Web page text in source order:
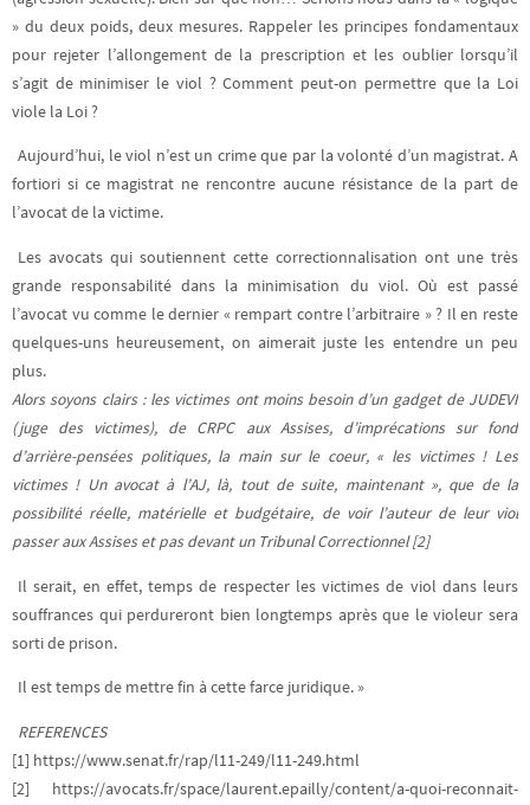
» du deux poids, deux mesures. Rappeler les principes fondamentaux
pour rejeter l’allongement de la prescription et les oublier lorsqu’il
s’agit de minimiser le viol ? Comment peut-on permettre que la Loi
viole la Loi ?
Aujourd’hui, le viol n’est un crime que par la volonté d’un magistrat. A
fortiori si ce magistrat ne rencontre aucune résistance de la part de
l’avocat de la victime.
Les avocats qui soutiennent cette correctionnalisation ont une très
grande responsabilité dans la minimisation du viol. Où est passé
l’avocat vu comme le dernier « rempart contre l’arbitraire » ? Il en reste
quelques-uns heureusement, on aimerait juste les entendre un peu
plus.
Alors soyons clairs : les victimes ont moins besoin d’un gadget de JUDEVI
(juge des victimes), de CRPC aux Assises, d’imprécations sur fond
d’arrière-pensées politiques, la main sur le coeur, « les victimes ! Les
victimes ! Un avocat à l’AJ, là, tout de suite, maintenant », que de la
possibilité réelle, matérielle et budgétaire, de voir l’auteur de leur viol
passer aux Assises et pas devant un Tribunal Correctionnel [2]
Il serait, en effet, temps de respecter les victimes de viol dans leurs
souffrances qui perdureront bien longtemps après que le violeur sera
sorti de prison.
Il est temps de mettre fin à cette farce juridique. »
REFERENCES
[1] https://www.senat.fr/rap/l11-249/l11-249.html
[2] https://avocats.fr/space/laurent.epailly/content/a-quoi-reconnait-